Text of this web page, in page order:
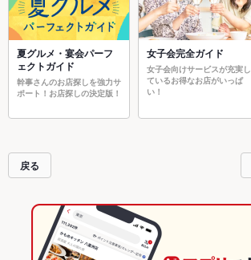
夏グルメ・宴会パーフ
ェクトガイド
幹事さんのお店探しを強力サ
ポート！お店探しの決定版！
女子会完全ガイド
女子会向けサービスが充実し
ているお得なお店がいっぱ
い！
戻る